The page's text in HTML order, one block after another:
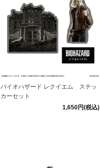
バイオハザード レクイエム ステッ
カーセット
1,650円(税込)